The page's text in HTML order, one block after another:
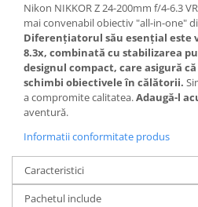
Nikon NIKKOR Z 24-200mm f/4-6.3
mai convenabil obiectiv "all-in-one"
Diferențiatorul său esențial este
8.3x, combinată cu stabilizarea
designul compact, care asigură
schimbi obiectivele în călătorii.
a compromite calitatea.Adaugă-l
aventură.
Informatii conformitate produs
Caracteristici
Pachetul include